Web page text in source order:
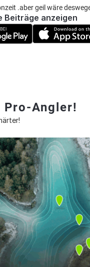
.aber geil wäre
Beiträge anzeigen
Pro-Angler!